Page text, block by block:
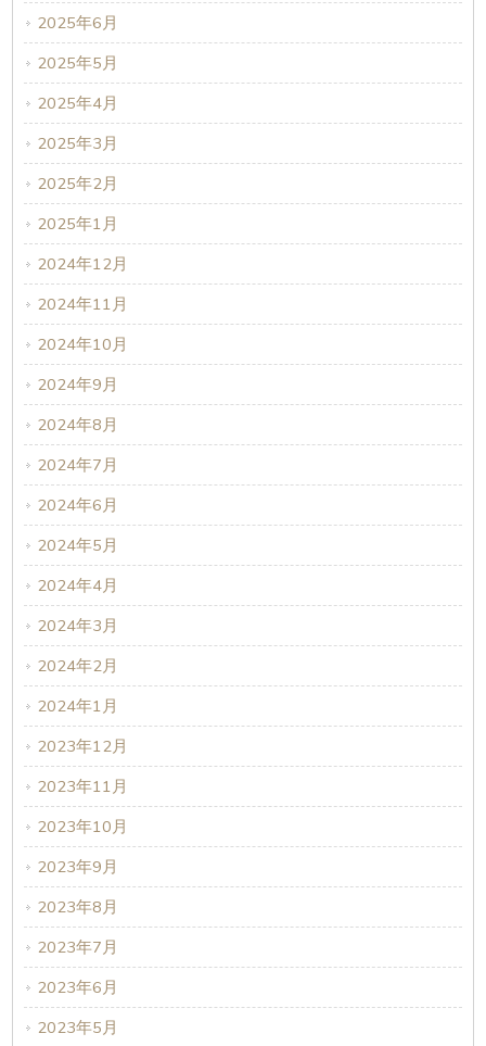
2025年6月
2025年5月
2025年4月
2025年3月
2025年2月
2025年1月
2024年12月
2024年11月
2024年10月
2024年9月
2024年8月
2024年7月
2024年6月
2024年5月
2024年4月
2024年3月
2024年2月
2024年1月
2023年12月
2023年11月
2023年10月
2023年9月
2023年8月
2023年7月
2023年6月
2023年5月